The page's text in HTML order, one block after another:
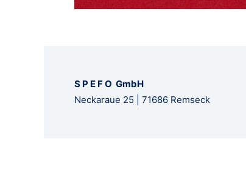
S P E F O GmbH
Neckaraue 25 | 71686 Remseck